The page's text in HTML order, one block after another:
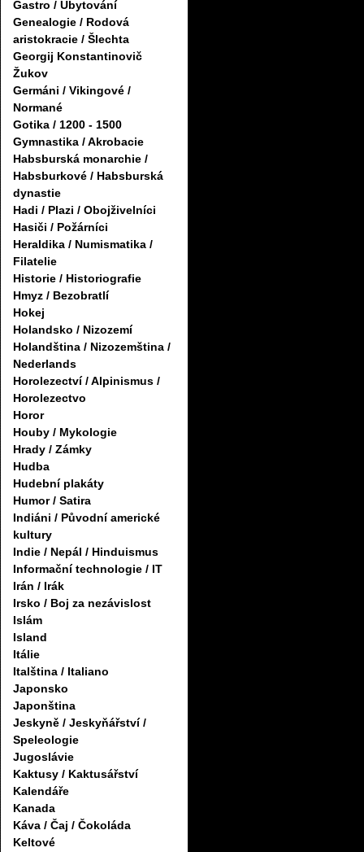
Gastro / Ubytování
Genealogie / Rodová
aristokracie / Šlechta
Georgij Konstantinovič
Žukov
Germáni / Vikingové /
Normané
Gotika / 1200 - 1500
Gymnastika / Akrobacie
Habsburská monarchie /
Habsburkové / Habsburská
dynastie
Hadi / Plazi / Obojživelníci
Hasiči / Požárníci
Heraldika / Numismatika /
Filatelie
Historie / Historiografie
Hmyz / Bezobratlí
Hokej
Holandsko / Nizozemí
Holandština / Nizozemština /
Nederlands
Horolezectví / Alpinismus /
Horolezectvo
Horor
Houby / Mykologie
Hrady / Zámky
Hudba
Hudební plakáty
Humor / Satira
Indiáni / Původní americké
kultury
Indie / Nepál / Hinduismus
Informační technologie / IT
Irán / Irák
Irsko / Boj za nezávislost
Islám
Island
Itálie
Italština / Italiano
Japonsko
Japonština
Jeskyně / Jeskyňářství /
Speleologie
Jugoslávie
Kaktusy / Kaktusářství
Kalendáře
Kanada
Káva / Čaj / Čokoláda
Keltové